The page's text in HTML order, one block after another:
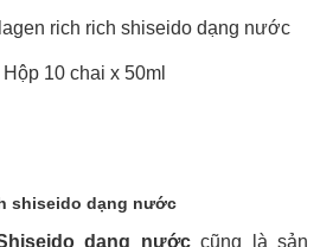
rich rich shiseido dạng nước
10 chai x 50ml
shiseido dạng nước
dạng nướccũng là sản